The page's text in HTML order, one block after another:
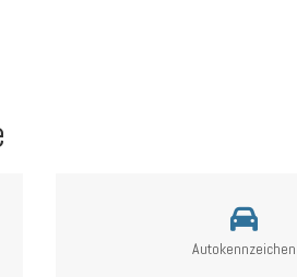
Autokennzeichen